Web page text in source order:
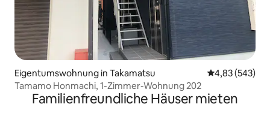
Eigentumswohnung in Takamatsu
4,83 (543)
Tamamo Honmachi, 1-Zimmer-Wohnung 202
Familienfreundliche Häuser mieten